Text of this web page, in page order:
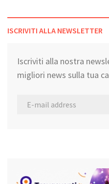
ISCRIVITI ALLA NEWSLETTER
Iscriviti alla nostra
migliori news sulla tua